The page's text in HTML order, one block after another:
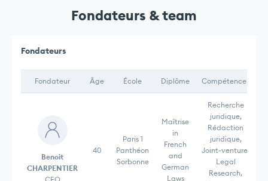
Fondateurs & team
Fondateurs
Fondateur Âge École Diplôme Compétences
Benoit
CHARPENTIER
40
Paris 1
Panthéon
Sorbonne
Maîtrise
in
French
and
German
Laws
Recherche
juridique,
Rédaction
juridique,
Joint-venture,
Legal
Research,